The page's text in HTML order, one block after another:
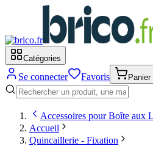
Catégories
Se connecter Favoris Panier
Accessoires pour Boîte aux
Accueil
Quincaillerie - Fixation